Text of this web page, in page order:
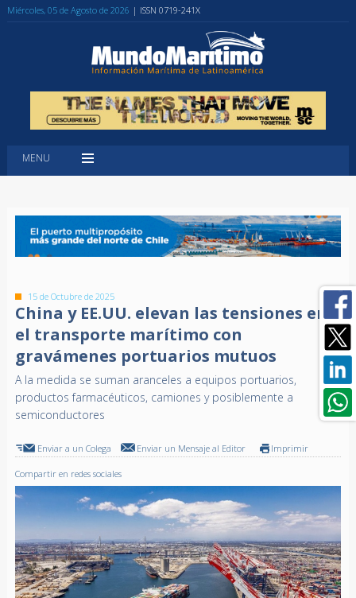
Miércoles, 05 de Agosto de 2026 | ISSN 0719-241X
MENU
15 de Octubre de 2025
China y EE.UU. elevan las tensiones en
el transporte marítimo con
gravámenes portuarios mutuos
A la medida se suman aranceles a equipos portuarios,
productos farmacéuticos, camiones y posiblemente a
semiconductores
Enviar a un Colega Enviar un Mensaje al Editor Imprimir
Compartir en redes sociales